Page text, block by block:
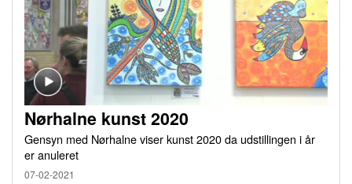
Nørhalne kunst 2020
Gensyn med Nørhalne viser kunst 2020 da udstillingen i år
er anuleret
07-02-2021